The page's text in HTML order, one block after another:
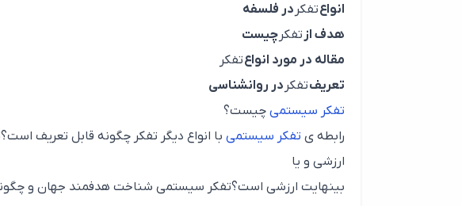
انواعتفکر در فلسفه
هدف ازتفکر چیست
مقاله در مورد انواعتفکر
تعریفتفکر در روانشناسی
تفکر سیستمی چیست؟
رابطه ی تفکر سیستمی با انواع دیگر تفکر چگونه قابل تعریف
ارزشی و یا
بینهایت ارزشی است؟تفکر سیستمی شناخت هدفمند جهان و